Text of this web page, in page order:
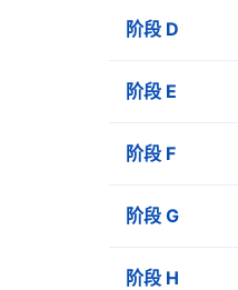
阶段 D
阶段 E
阶段 F
阶段 G
阶段 H